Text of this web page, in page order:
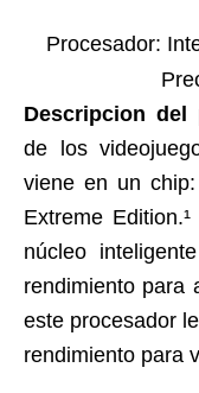
Procesador:
Descripcion del
de los
viene en un
Extreme
núcleo
rendimiento para
este procesador
rendimiento para